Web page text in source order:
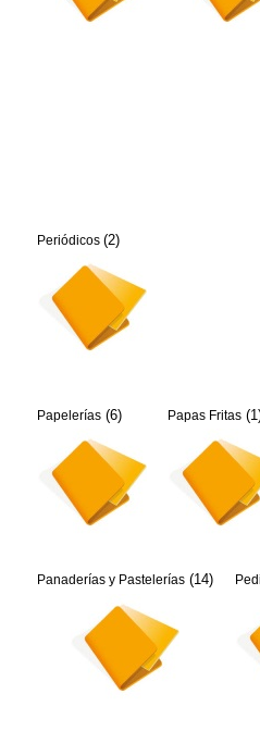
Periódicos(2)
Papelerías (6) Papas Fritas
Panaderías y Pastelerías (14)